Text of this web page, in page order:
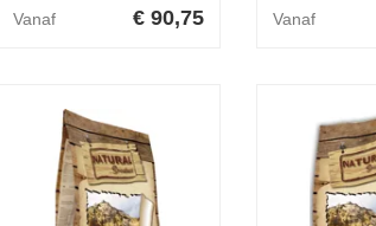
Vanaf € 90,75 Vanaf